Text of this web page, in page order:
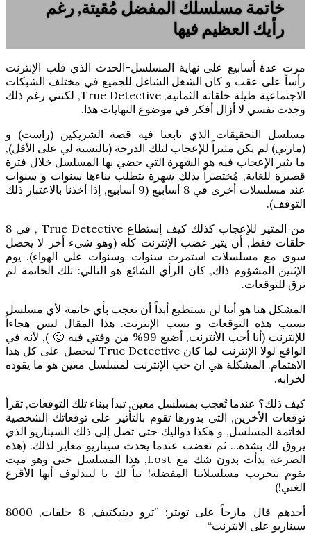
خاتمة مسلسلك المفضل مُقيتة, رغم
رأيك العظيم فيها
مرت عدة أسابيع على نهاية المسلسل-الحدث الذي قلب الإنترنت
رأساً على عقب و كان الشغل الشاغل للجميع في مختلف الشبكات
الاجتماعية طيلة حلقاته الثمانية, True Detective, لكنني رغم ذلك
وجدت نفسي لا أزال أفكر في موضوع النهايات هذا.
مسلسل التحقيقات الذي تابعنا فيه قصة الشريكين (راست) و
(مارتي) لم يكن مثيراً للإعجاب لتلك الدرجة (بالنسبة لي على الأقل),
ما يثير الإعجاب فيه هو الشهرة التي حضي بها المسلسل خلال فترة
قصيرة للغاية, مُختصراً بذلك شهرة يتطلب بناءها سنوات و سنوات
عند مسلسلات أخرى في 8 أسابيع (9 أسابيع, إذا أخذنا بالاعتبار ذلك
التوقف).
من المثير للإعجاب كذلك كيف إستطاع True Detective , في 8
حلقات فقط, أن يثير غضب الإنترنت كله (وهو شيء أخر لا يحصل
سوى مع مسلسلات استمرت سنوات وسنوات على الهواء). يوم
الإثنين المشؤوم ذاك, كان الرأي الشائع هو التالي: تلك الخاتمة لم
ترق للتوقعات.
المشكل هنا هو أننا لن نستطيع أبداً أن نعجب بأي خاتمة لأي مسلسل
بسبب هذه التوقعات و بسب الإنترنت. هذا المقال ليس هجاءاً
للإنترنت (أنا أحب الأنترنت, أضيع 99% من وقتي فيه 🙂 ), لأنه في
الواقع لولا الإنترنت لما كان True Detective ليحصل على كل هذا
الاهتمام. المشكلة هي ان حب الإنترنت لمسلسل معين هو ما يقوده
لخرابه.
كيف ذلك؟ عندما تُعجب بمسلسل معين, تبدأ ببناء تلك التوقعات, تقرأ
توقعات الأخرين, التي بدورها تقوم بالتأثير على توقعاتك الشخصية
لخاتمة المسلسل, و هكذا دواليك حتى تصل إلى ذلك السيناريو الذي
يروق لك بشدة… ثم تغضب عندما يحدث سيناريو مغاير لذلك. (هذه
الصرعة بدأت بدون شك مع Lost, هذا المسلسل حتى وهو ميت
يقوم بتخريب مسلسلاتنا المفضلة! تباً لك يا ليندلوف أيها الأقرع
الغبي!)
أحدهم قال مازحاً على تويتر: ”ترو ديتيكتيف, 8 حلقات, 8000
سيناريو على الانترنت“